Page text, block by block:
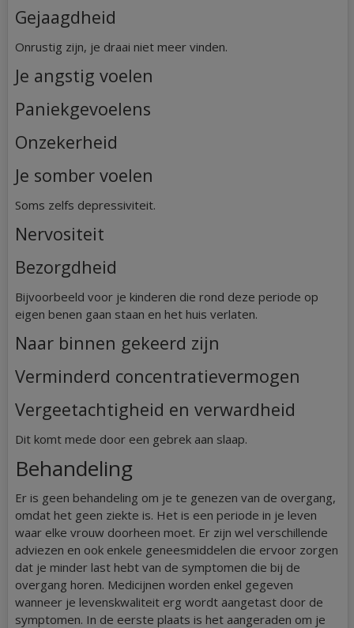
Gejaagdheid
Onrustig zijn, je draai niet meer vinden.
Je angstig voelen
Paniekgevoelens
Onzekerheid
Je somber voelen
Soms zelfs depressiviteit.
Nervositeit
Bezorgdheid
Bijvoorbeeld voor je kinderen die rond deze periode op
eigen benen gaan staan en het huis verlaten.
Naar binnen gekeerd zijn
Verminderd concentratievermogen
Vergeetachtigheid en verwardheid
Dit komt mede door een gebrek aan slaap.
Behandeling
Er is geen behandeling om je te genezen van de overgang,
omdat het geen ziekte is. Het is een periode in je leven
waar elke vrouw doorheen moet. Er zijn wel verschillende
adviezen en ook enkele geneesmiddelen die ervoor zorgen
dat je minder last hebt van de symptomen die bij de
overgang horen. Medicijnen worden enkel gegeven
wanneer je levenskwaliteit erg wordt aangetast door de
symptomen. In de eerste plaats is het aangeraden om je